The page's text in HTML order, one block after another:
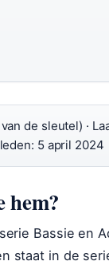
de sleutel) ·
5 april 2024
hem?
Bassie en
staat in de